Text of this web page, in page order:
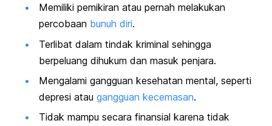
Memiliki pemikiran atau pernah melakukan
percobaan bunuh diri.
Terlibat dalam tindak kriminal sehingga
berpeluang dihukum dan masuk penjara.
Mengalami gangguan kesehatan mental, seperti
depresi atau gangguan kecemasan.
Tidak mampu secara finansial karena tidak